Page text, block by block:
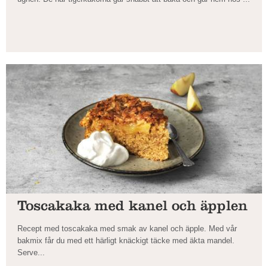
Toscakaka med kanel och äpplen
Recept med toscakaka med smak av kanel och äpple. Med vår
bakmix får du med ett härligt knäckigt täcke med äkta mandel.
Serve...